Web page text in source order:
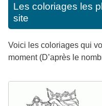
Les coloriages les
site
Voici les coloriages qui
moment (D’après le